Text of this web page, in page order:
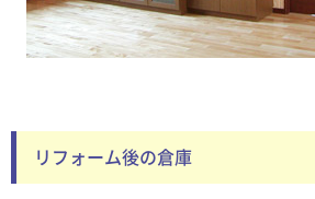
リフォーム後の倉庫